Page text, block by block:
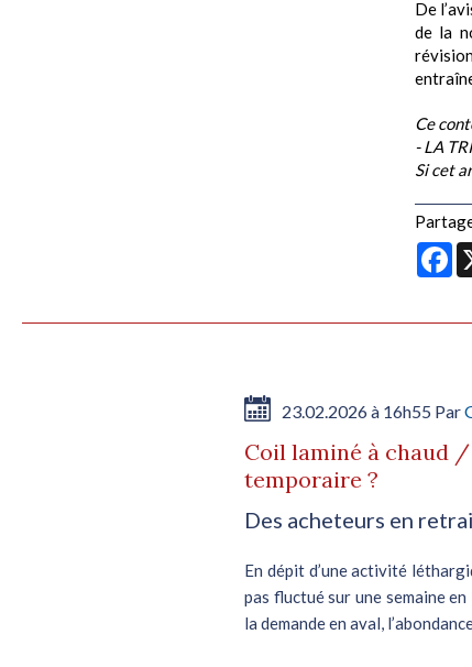
De
de la
Ce
- LA
Si cet
23.02.2026 à 16h55 Par
Coil laminé à chaud
temporaire ?
Des acheteurs en
En dépit d’une activité
pas fluctué sur une semaine
la demande en aval,